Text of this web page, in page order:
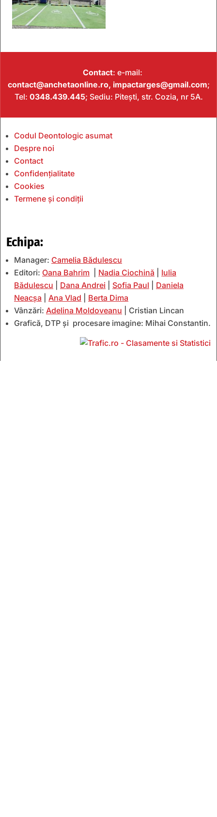
Contact: e-mail:
contact@anchetaonline.ro, impactarges@gmail.com;
Tel: 0348.439.445; Sediu: Pitești, str. Cozia, nr 5A.
Codul Deontologic asumat
Despre noi
Contact
Confidențialitate
Cookies
Termene și condiții
Echipa:
Manager: Camelia Bădulescu
Editori: Oana Bahrim Nadia Ciochină
Iulia
Bădulescu
Dana Andrei Sofia Paul
Daniela
Neacșa
Ana Vlad
Berta Dima
Vânzări: Adelina Moldoveanu | Cristian Lincan
Grafică, DTP și procesare imagine: Mihai Constantin.